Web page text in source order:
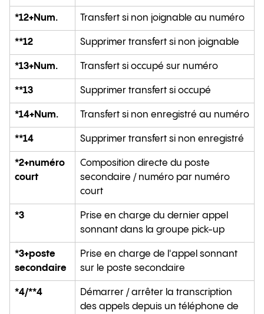
*12+Num. Transfert si non joignable au numéro
**12 Supprimer transfert si non joignable
*13+Num. Transfert si occupé sur numéro
**13 Supprimer transfert si occupé
*14+Num. Transfert si non enregistré au numéro
**14 Supprimer transfert si non enregistré
*2+numéro
court
Composition directe du poste
secondaire / numéro par numéro
court
*3
Prise en charge du dernier appel
sonnant dans la groupe pick-up
*3+poste
secondaire
Prise en charge de l'appel sonnant
sur le poste secondaire
*4/**4
Démarrer / arrêter la transcription
des appels depuis un téléphone de